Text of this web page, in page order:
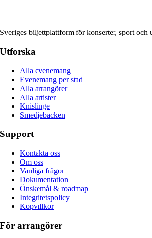
Sveriges biljettplattform för konserter, sport och
Utforska
Alla evenemang
Evenemang per stad
Alla arrangörer
Alla artister
Knislinge
Smedjebacken
Support
Kontakta oss
Om oss
Vanliga frågor
Dokumentation
Önskemål & roadmap
Integritetspolicy
Köpvillkor
För arrangörer